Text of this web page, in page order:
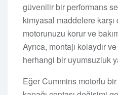
güvenilir bir performans
kimyasal maddelere karşı
motorunuzu korur ve
Ayrıca, montajı kolaydır
herhangi bir uyumsuzluk
Eğer Cummins motorlu bir